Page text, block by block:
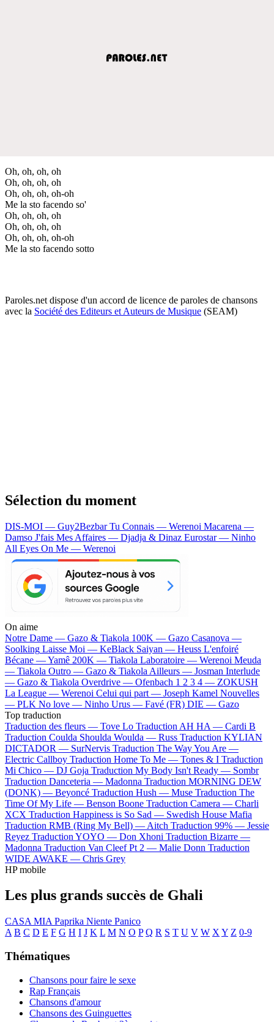
Oh, oh, oh, oh
Oh, oh, oh, oh
Oh, oh, oh, oh-oh
Me la sto facendo so'
Oh, oh, oh, oh
Oh, oh, oh, oh
Oh, oh, oh, oh-oh
Me la sto facendo sotto
Paroles.net dispose d'un accord de licence de paroles de chansons
avec la Société des Editeurs et Auteurs de Musique (SEAM)
Sélection du moment
DIS-MOI — Guy2BezbarTu Connais — Werenoi Macarena —
Damso J'fais Mes Affaires — Djadja & Dinaz Eurostar — Ninho
All Eyes On Me — Werenoi
On aime
Notre Dame — Gazo & Tiakola 100K — Gazo Casanova —
Soolking Laisse Moi — KeBlack Saiyan — Heuss L'enfoiré
Bécane —Yamê 200K — Tiakola Laboratoire — Werenoi Meuda
— Tiakola Outro — Gazo & Tiakola Ailleurs — Josman Interlude
— Gazo & Tiakola Overdrive — Ofenbach 1 2 3 4 — ZOKUSH
La League — Werenoi Celui qui part — Joseph Kamel Nouvelles
— PLK No love — Ninho Urus — Favé (FR) DIE — Gazo
Top traduction
Traduction des fleurs — Tove Lo Traduction AH HA — Cardi B
Traduction Coulda Shoulda Woulda — Russ Traduction KYLIAN
DICTADOR — SurNervis Traduction The Way You Are —
Electric Callboy Traduction Home To Me — Tones & I Traduction
Mi Chico — DJ Goja Traduction My Body Isn't Ready — Sombr
Traduction Danceteria — Madonna Traduction MORNING DEW
(DONK) — Beyoncé Traduction Hush — Muse Traduction The
Time Of My Life — Benson Boone Traduction Camera — Charli
XCX Traduction Happiness is So Sad — Swedish House Mafia
Traduction RMB (Ring My Bell) — Aitch Traduction 99% — Jessie
Reyez Traduction YOYO — Don Xhoni Traduction Bizarre —
Madonna Traduction Van Cleef Pt 2 — Malie Donn Traduction
WIDE AWAKE — Chris Grey
HP mobile
Les plus grands succès de Ghali
CASA MIA Paprika Niente Panico
A B C D E F G H I J K L M N O P Q R S T U V W X Y Z 0-9
Thématiques
Chansons pour faire le sexe
Rap Français
Chansons d'amour
Chansons des Guinguettes